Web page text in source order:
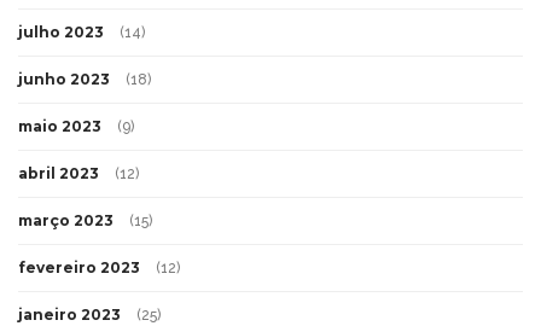
julho 2023 (14)
junho 2023 (18)
maio 2023 (9)
abril 2023 (12)
março 2023 (15)
fevereiro 2023 (12)
janeiro 2023 (25)